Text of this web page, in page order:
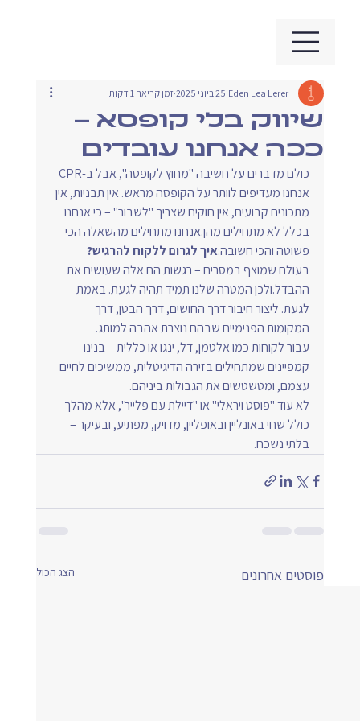
שיווק בלי קופסא –
ככה אנחנו עובדים
Eden Lea Lerer 25 ביוני 2025 זמן קריאה 1 דקות
כולם מדברים על חשיבה "מחוץ לקופסה", אבל ב-CPR
אנחנו מעדיפים לוותר על הקופסה מראש. אין תבניות, אין
מתכונים קבועים, אין חוקים שצריך "לשבור" – כי אנחנו
בכלל לא מתחילים מהן.אנחנו מתחילים מהשאלה הכי
פשוטה והכי חשובה:איך לגרום ללקוח להרגיש?
בעולם שמוצף במסרים – רגשות הם אלה שעושים את
ההבדל.ולכן המטרה שלנו תמיד תהיה לגעת. באמת
לגעת. ליצור חיבור דרך החושים, דרך הבטן, דרך
המקומות הפנימיים שבהם נוצרת אהבה למותג.
עבור לקוחות כמו אלטמן, דל, ינגו או כללית – בנינו
קמפיינים שמתחילים בזירה הדיגיטלית, ממשיכים לחיים
עצמם, ומטשטשים את הגבולות ביניהם.
לא עוד "פוסט ויראלי" או "דיילת עם פלייר", אלא מהלך
כולל שחי באונליין ובאופליין, מדויק, מפתיע, ובעיקר –
בלתי נשכח.
פוסטים אחרונים הצג הכול